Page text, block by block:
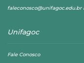
Unifagoc
Fale Conosco